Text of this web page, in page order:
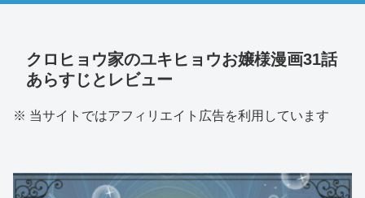
クロヒョウ家のユキヒョウお嬢様漫画31話
あらすじとレビュー
※ 当サイトではアフィリエイト広告を利用しています